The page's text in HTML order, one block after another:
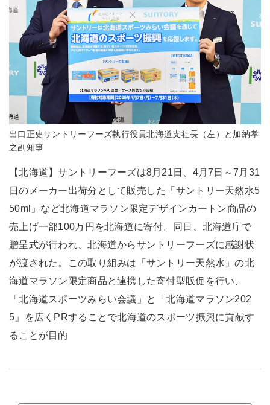
出口正史サントリーフーズ執行役員北海道支社長（左）と加納孝
之副知事
【北海道】サントリーフーズは8月21日、4月7日～7月31
日のメーカー出荷分として販売した「サントリー天然水5
50ml」など北海道マラソン限定デザインカートン商品の
売上げ一部100万円を北海道に寄付。同日、北海道庁で
贈呈式が行われ、北海道からサントリーフーズに感謝状
が渡された。この取り組みは「サントリー天然水」の北
海道マラソン限定商品と連携した寄付型販促を行い、
「北海道スポーツみらい会議」と「北海道マラソン202
5」を広くPRすることで北海道のスポーツ振興に貢献す
ることが目的